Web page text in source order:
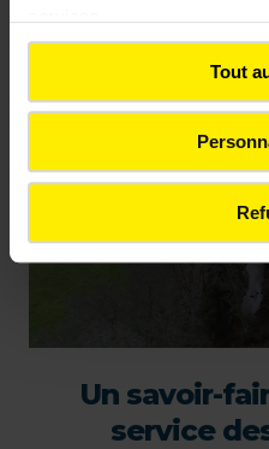
Tout
Un savoir-
service